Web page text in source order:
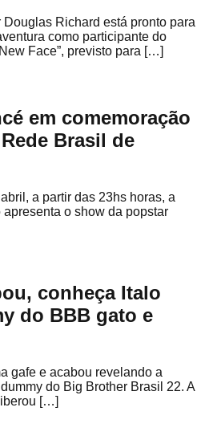
Richard está pronto para
como participante do
Face”, previsto para […]
em comemoração
Brasil de
a partir das 23hs horas, a
o show da popstar
conheça Italo
do BBB gato e
gafe e acabou revelando a
do Big Brother Brasil 22. A
[…]